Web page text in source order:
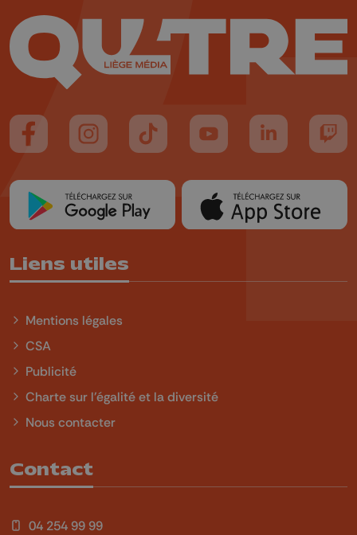
Suivez-nous sur FaceBook
Suivez-nous sur Instagram
Suivez-nous sur TikTok
Suivez-nous sur YouTube
Suivez-nous
Liens utiles
Mentions légales
CSA
Publicité
Charte sur l'égalité et la diversité
Nous contacter
Contact
04 254 99 99